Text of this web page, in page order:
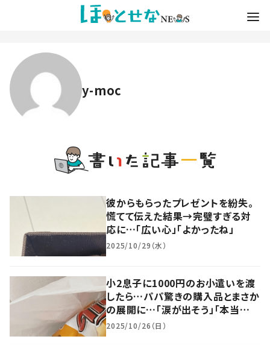
y-moc
彼からもらったプレゼントを紛失。
慌てて伝えた結果→完璧すぎる対
応に…「広い心」「よかったね」
2025/10/29（水）
小2息子に1000円のお小遣いを渡
したら…パパ驚きの購入品とまさか
の展開に…「涙が出そう」「本当
に？」「思いやりの心」
2025/10/26（日）